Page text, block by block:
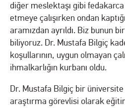
diğer meslektaşı gibi fedakarca
etmeye çalışırken ondan
aramızdan ayrıldı. Biz bunun
biliyoruz. Dr. Mustafa Bilgiç
koşullarının, uygun olmayan
ihmalkarlığın kurbanı oldu.
Dr. Mustafa Bilgiç bir
araştırma görevlisi olarak